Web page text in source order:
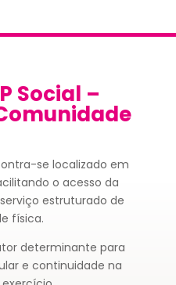
Social –
se localizado em
o acesso da
estruturado de
física.
determinante para
e continuidade na